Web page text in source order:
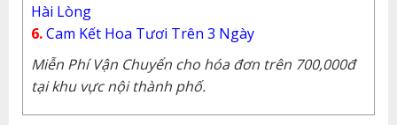
Hài Lòng
6.Cam Kết Hoa Tươi Trên 3 Ngày
Miễn Phí Vận Chuyển cho hóa đơn trên 700,000đ
tại khu vực nội thành phố.